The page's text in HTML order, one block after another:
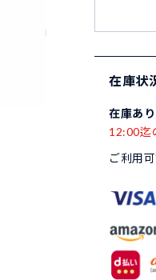
在庫状
在庫あり
12:00迄
ご利用